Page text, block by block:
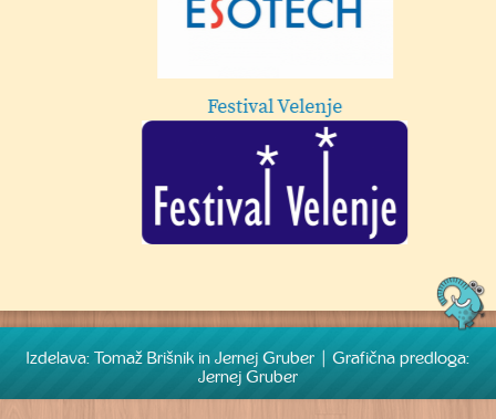
Festival Velenje
Izdelava: Tomaž Brišnik in Jernej Gruber | Grafična predloga:
Jernej Gruber